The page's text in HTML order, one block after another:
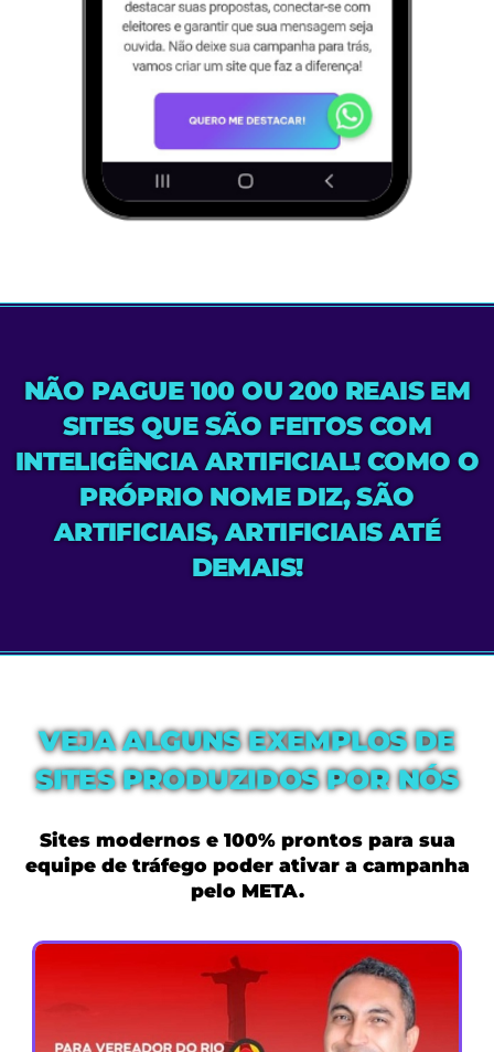
NÃO PAGUE 100 OU 200 REAIS EM
SITES QUE SÃO FEITOS COM
INTELIGÊNCIA ARTIFICIAL! COMO O
PRÓPRIO NOME DIZ, SÃO
ARTIFICIAIS, ARTIFICIAIS ATÉ
DEMAIS!
VEJA ALGUNS EXEMPLOS DE
SITES PRODUZIDOS POR NÓS
Sites modernos e 100% prontos para sua
equipe de tráfego poder ativar a campanha
pelo META.